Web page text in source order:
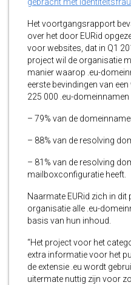
Het voortgangsrapport
over het door EURid
voor websites, dat in Q1
project wil de organisatie
manier waarop .eu-
eerste bevindingen van
225 000 .eu-domeinnamen
– 79% van de
– 88% van de resolving
– 81% van de resolving
mailboxconfiguratie heeft.
Naarmate EURid zich in dit
organisatie alle .eu-
basis van hun inhoud.
“Het project voor het
extra informatie voor het
de extensie .eu wordt
uitermate nuttig zijn voor